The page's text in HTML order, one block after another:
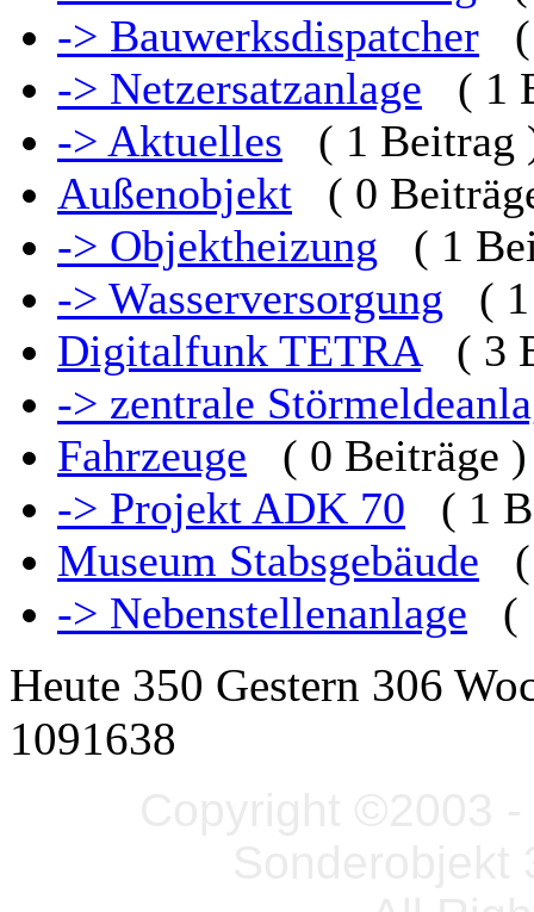
-> Bauwerksdispatcher
-> Netzersatzanlage
( 1
-> Aktuelles
( 1 Beitrag
Außenobjekt
( 0
-> Objektheizung
( 1
-> Wasserversorgung
(
Digitalfunk TETRA
( 3
-> zentrale
Fahrzeuge
( 0 Beiträge )
-> Projekt ADK 70
( 1
Museum Stabsgebäude
-> Nebenstellenanlage
(
Heute 350 Gestern 306
1091638